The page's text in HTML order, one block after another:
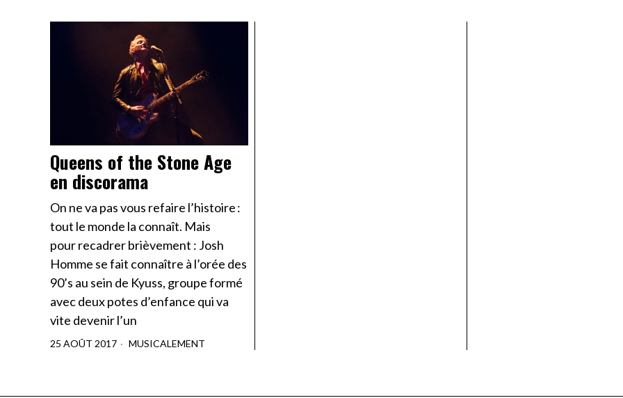
Queens of the Stone Age
en discorama
On ne va pas vous refaire l’histoire :
tout le monde la connaît. Mais
pour recadrer brièvement : Josh
Homme se fait connaître à l’orée des
90’s au sein de Kyuss, groupe formé
avec deux potes d’enfance qui va
vite devenir l’un
25 AOÛT 2017 MUSICALEMENT